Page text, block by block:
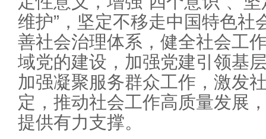
维护”，坚定不移走中国特色社
善社会治理体系，健全社会工
域党的建设，加强党建引领基
加强凝聚服务群众工作，激发
定，推动社会工作高质量发展
提供有力支撑。